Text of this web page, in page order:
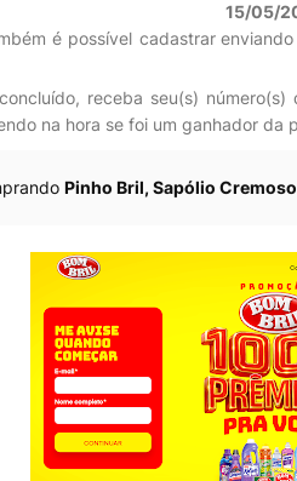
15/05/
é possível cadastrar
receba seu(s)
na hora se foi um ganhador da
Pinho Bril, Sapólio